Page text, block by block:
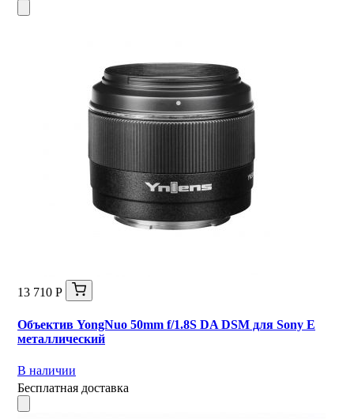
13 710 Р
Объектив YongNuo 50mm f/1.8S DA DSM для Sony E
металлический
В наличии
Бесплатная доставка